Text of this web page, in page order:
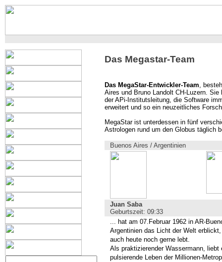
Das Megastar-Team
Das MegaStar-Entwickler-Team,
Aires und Bruno Landolt CH-Luzern.
der APi-Institutsleitung, die Software
erweitert und so ein neuzeitliches
MegaStar ist unterdessen in fünf
Astrologen rund um den Globus täglich
Buenos Aires / Argentinien
Juan Saba
Geburtszeit: 09:33
... hat am 07.Februar 1962 in AR-
Argentinien das Licht der Welt
auch heute noch gerne lebt.
Als praktizierender Wassermann, liebt
pulsierende Leben der Millionen-